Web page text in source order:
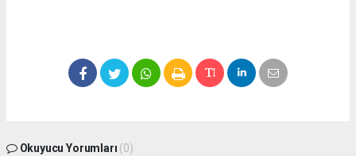
Okuyucu Yorumları (0)